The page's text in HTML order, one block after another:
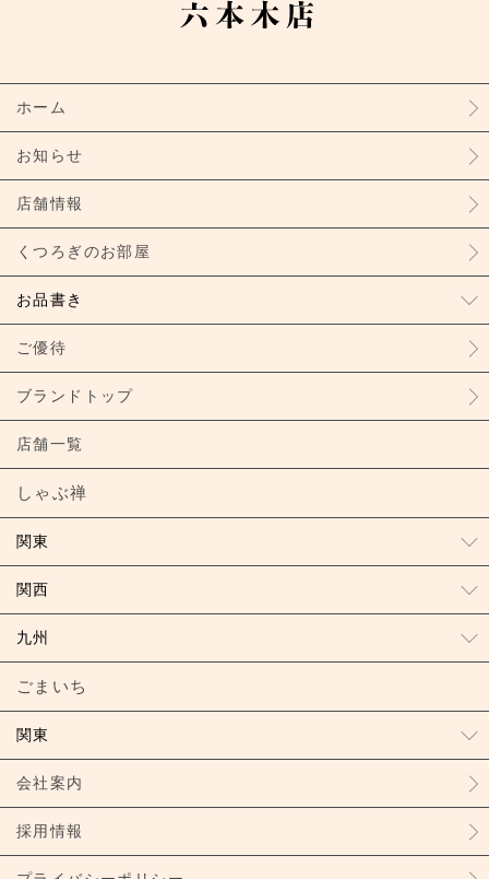
ホーム
お知らせ
店舗情報
くつろぎのお部屋
お品書き
ご優待
ブランドトップ
店舗一覧
しゃぶ禅
関東
関西
九州
ごまいち
関東
会社案内
採用情報